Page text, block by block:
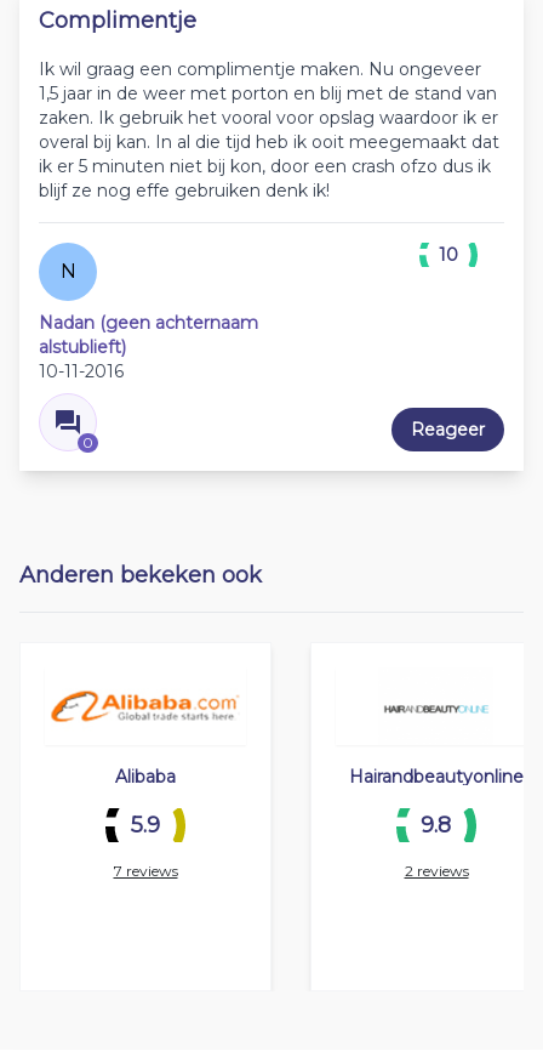
Complimentje
Ik wil graag een complimentje maken. Nu ongeveer
1,5 jaar in de weer met porton en blij met de stand van
zaken. Ik gebruik het vooral voor opslag waardoor ik er
overal bij kan. In al die tijd heb ik ooit meegemaakt dat
ik er 5 minuten niet bij kon, door een crash ofzo dus ik
blijf ze nog effe gebruiken denk ik!
N
Nadan (geen achternaam
alstublieft)
10-11-2016
0
10
Reageer
Anderen bekeken ook
Alibaba
5.9
7 reviews
Hairandbeautyonline
9.8
2 reviews